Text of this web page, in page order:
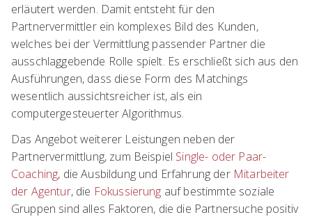
erläutert werden. Damit entsteht für den
Partnervermittler ein komplexes Bild des Kunden,
welches bei der Vermittlung passender Partner die
ausschlaggebende Rolle spielt. Es erschließt sich aus den
Ausführungen, dass diese Form des Matchings
wesentlich aussichtsreicher ist, als ein
computergesteuerter Algorithmus.
Das Angebot weiterer Leistungen neben der
Partnervermittlung, zum Beispiel Single- oder Paar-
Coaching, die Ausbildung und Erfahrung der Mitarbeiter
der Agentur, die Fokussierung auf bestimmte soziale
Gruppen sind alles Faktoren, die die Partnersuche positiv